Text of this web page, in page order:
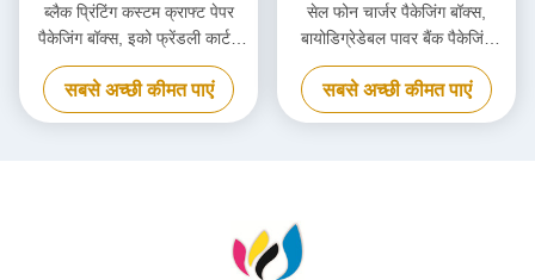
ब्लैक प्रिंटिंग कस्टम क्राफ्ट पेपर
पैकेजिंग बॉक्स, इको फ्रेंडली कार्टन
कार्डबोर्ड बॉक्स
सबसे अच्छी कीमत पाएं
सेल फोन चार्जर पैकेजिंग बॉक्स,
बायोडिग्रेडेबल पावर बैंक पैकेजिंग
बॉक्स अनुकूलित
सबसे अच्छी कीमत पाएं